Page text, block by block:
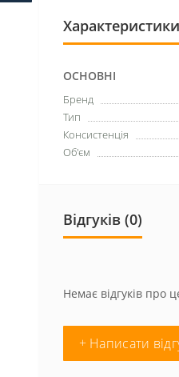
Характеристики
ОСНОВНІ
Бренд
Тип
Консистенція
Об'єм
Відгуків (0)
Немає відгуків про
+ Написати